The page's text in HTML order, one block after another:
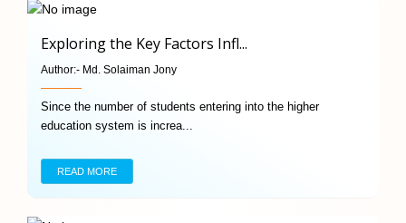
Exploring the Key Factors Infl...
Author:- Md. Solaiman Jony
Since the number of students entering into the higher
education system is increa...
READ MORE